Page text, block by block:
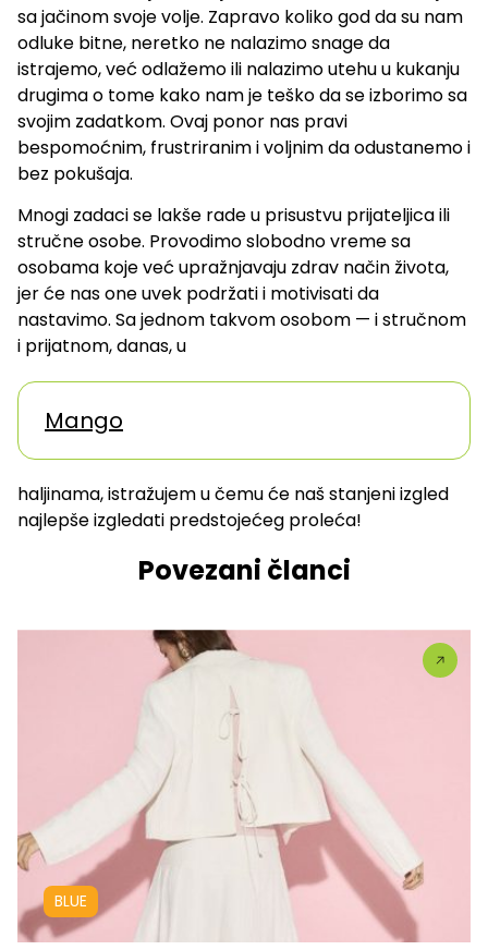
sa jačinom svoje volje. Zapravo koliko god da su nam
odluke bitne, neretko ne nalazimo snage da
istrajemo, već odlažemo ili nalazimo utehu u kukanju
drugima o tome kako nam je teško da se izborimo sa
svojim zadatkom. Ovaj ponor nas pravi
bespomoćnim, frustriranim i voljnim da odustanemo i
bez pokušaja.
Mnogi zadaci se lakše rade u prisustvu prijateljica ili
stručne osobe. Provodimo slobodno vreme sa
osobama koje već upražnjavaju zdrav način života,
jer će nas one uvek podržati i motivisati da
nastavimo. Sa jednom takvom osobom — i stručnom
i prijatnom, danas, u
Mango
haljinama, istražujem u čemu će naš stanjeni izgled
najlepše izgledati predstojećeg proleća!
Povezani članci
BLUE